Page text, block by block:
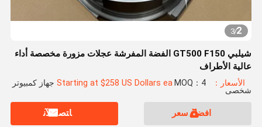
2
/
3
شيلبي GT500 F150 الفضة المفرشة عجلات مزورة مخصصة أداء
عالية الأطراف
الأسعار：Starting at $258 US Dollars ea MOQ：4 جهاز كمبيوتر
شخصى
افضل سعر ﺎﺘﺼﻟ ﺍﻶﻧ